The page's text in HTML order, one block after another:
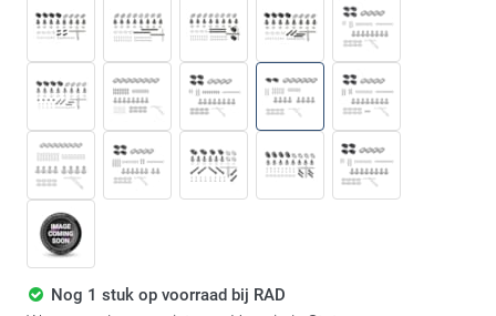
Nog 1 stuk op voorraad bij RAD